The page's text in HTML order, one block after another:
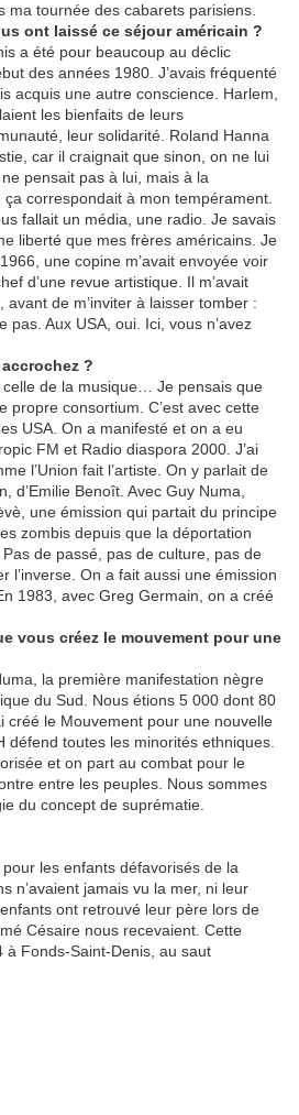
ma tournée des cabarets parisiens.
ont laissé ce séjour américain ?
a été pour beaucoup au déclic
des années 1980. J’avais fréquenté
acquis une autre conscience. Harlem,
les bienfaits de leurs
leur solidarité. Roland Hanna
car il craignait que sinon, on ne lui
pensait pas à lui, mais à la
ça correspondait à mon tempérament.
fallait un média, une radio. Je savais
liberté que mes frères américains. Je
une copine m’avait envoyée voir
d’une revue artistique. Il m’avait
de m’inviter à laisser tomber :
pas. Aux USA, oui. Ici, vous n’avez
?
de la musique… Je pensais que
propre consortium. C’est avec cette
USA. On a manifesté et on a eu
FM et Radio diaspora 2000. J’ai
l’Union fait l’artiste. On y parlait de
d’Emilie Benoît. Avec Guy Numa,
une émission qui partait du principe
zombis depuis que la déportation
de passé, pas de culture, pas de
l’inverse. On a fait aussi une émission
1983, avec Greg Germain, on a créé
vous créez le mouvement pour une
la première manifestation nègre
du Sud. Nous étions 5 000 dont 80
créé le Mouvement pour une nouvelle
défend toutes les minorités ethniques.
et on part au combat pour le
entre les peuples. Nous sommes
du concept de suprématie.
les enfants défavorisés de la
n’avaient jamais vu la mer, ni leur
ont retrouvé leur père lors de
Césaire nous recevaient. Cette
à Fonds-Saint-Denis, au saut